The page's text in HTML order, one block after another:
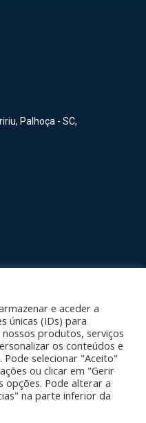
Palhoça - SC,
e aceder a
únicas (IDs) para
produtos, serviços
os conteúdos e
Pode selecionar "Aceito"
ou clicar em "Gerir
opções. Pode alterar a
na parte inferior da